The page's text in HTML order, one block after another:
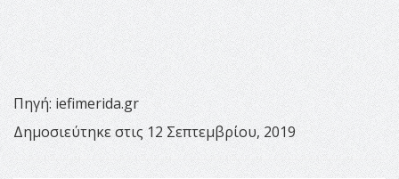
Πηγή: iefimerida.gr
Δημοσιεύτηκε στις 12 Σεπτεμβρίου, 2019